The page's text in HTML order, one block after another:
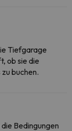
Tiefgarage
ob sie die
buchen.
Bedingungen